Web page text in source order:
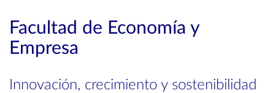
Facultad de Economía y
Empresa
Innovación, crecimiento y sostenibilidad